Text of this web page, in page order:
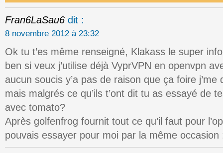
Fran6LaSau6 dit :
8 novembre 2012 à 23:32
Ok tu t’es même renseigné, Klakass le super
ben si veux j’utilise déjà VyprVPN en openvpn
aucun soucis y’a pas de raison que ça foire
mais malgrés ce qu’ils t’ont dit tu as essayé de
avec tomato?
Après golfenfrog fournit tout ce qu’il faut pour
pouvais essayer pour moi par la même occasion